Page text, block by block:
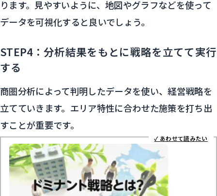
ります。見やすいように、地図やグラフなどを使って
データを可視化すると良いでしょう。
STEP4：分析結果をもとに戦略を立てて実行
する
商圏分析によって判明したデータを使い、経営戦略を
立てていきます。エリア特性に合わせた施策を打ち出
すことが重要です。